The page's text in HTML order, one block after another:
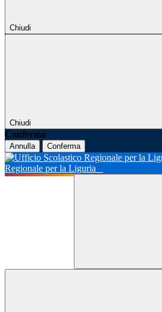
Chiudi
Chiudi
Conferma
Annulla Conferma
Regionale per la Liguria